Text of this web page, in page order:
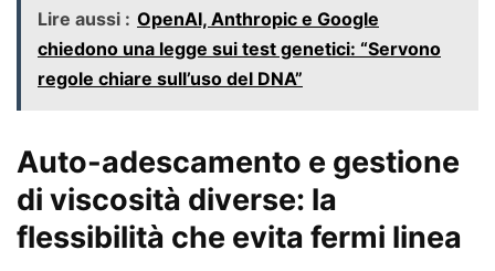
Lire aussi : OpenAI, Anthropic e Google
chiedono una legge sui test genetici: “Servono
regole chiare sull’uso del DNA”
Auto-adescamento e gestione
di viscosità diverse: la
flessibilità che evita fermi linea